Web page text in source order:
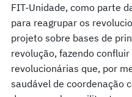
FIT-Unidade, como parte
para reagrupar os
projeto sobre bases de
revolução, fazendo
revolucionárias que, por
saudável de coordenação